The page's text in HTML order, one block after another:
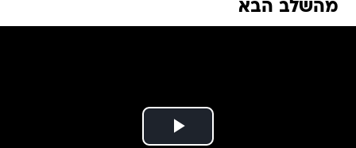
מהשלב הבא